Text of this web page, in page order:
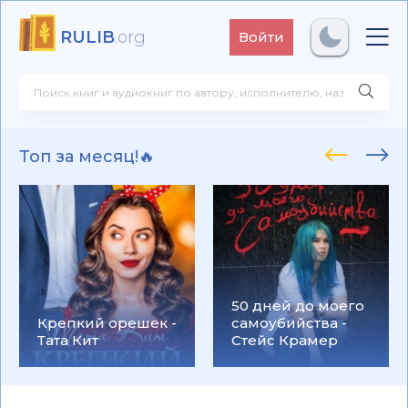
RULIB.org Войти
Топ за месяц!🔥
Крепкий орешек -
Тата Кит
50 дней до моего
самоубийства -
Стейс Крамер